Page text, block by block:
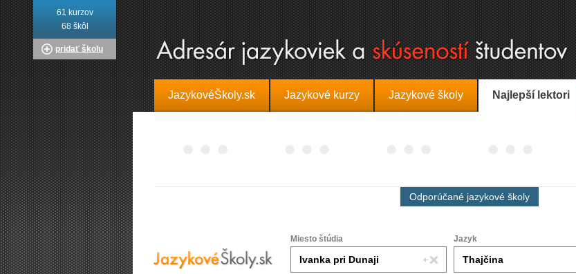
JazykovéŠkoly.sk Jazykové kurzy Jazykové školy Najlepší lektori
Odporúčané jazykové školy
Miesto štúdia Jazyk
61 kurzov
68 škôl
pridať školu